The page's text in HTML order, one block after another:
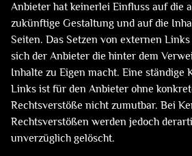
Anbieter hat keinerlei Einfluss auf die
zukünftige Gestaltung und auf die
Seiten. Das Setzen von externen
sich der Anbieter die hinter dem
Inhalte zu Eigen macht. Eine ständige
Links ist für den Anbieter ohne
Rechtsverstöße nicht zumutbar. Bei
Rechtsverstößen werden jedoch
unverzüglich gelöscht.